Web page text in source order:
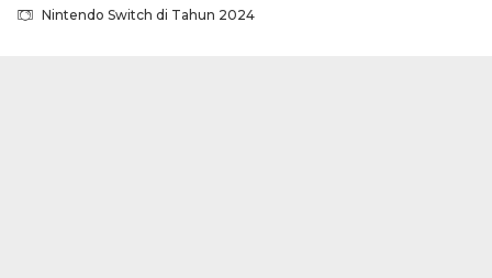
Nintendo Switch di Tahun 2024